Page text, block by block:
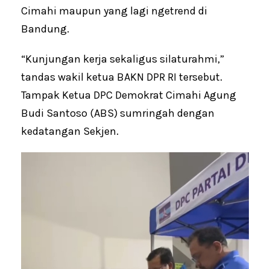
Cimahi maupun yang lagi ngetrend di
Bandung.
“Kunjungan kerja sekaligus silaturahmi,”
tandas wakil ketua BAKN DPR RI tersebut.
Tampak Ketua DPC Demokrat Cimahi Agung
Budi Santoso (ABS) sumringah dengan
kedatangan Sekjen.